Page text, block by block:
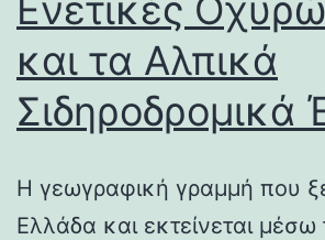
και τα Αλπικά
Σιδηροδρομικά
Η γεωγραφική γραμμή που
Ελλάδα και εκτείνεται μέσω